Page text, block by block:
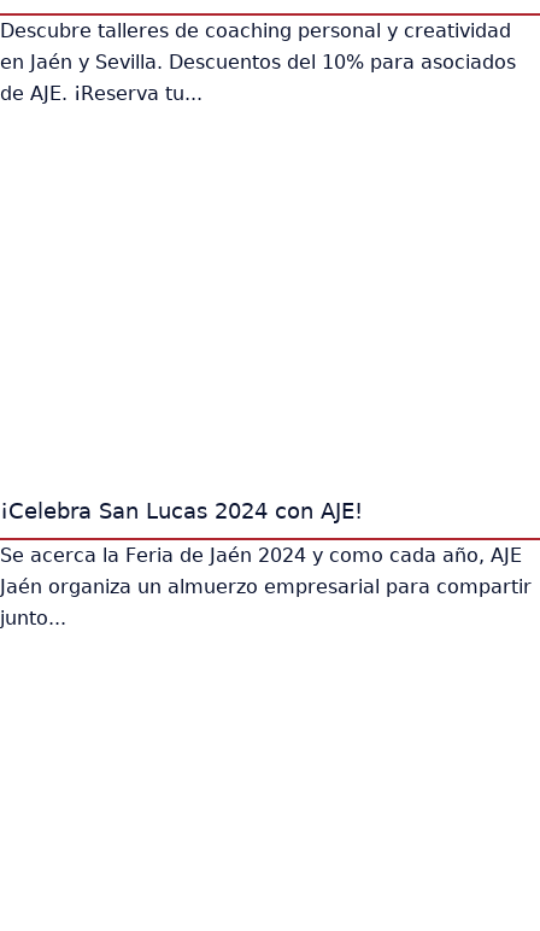
Descubre talleres de coaching personal y creatividad
en Jaén y Sevilla. Descuentos del 10% para asociados
de AJE. ¡Reserva tu...
¡Celebra San Lucas 2024 con AJE!
Se acerca la Feria de Jaén 2024 y como cada año, AJE
Jaén organiza un almuerzo empresarial para compartir
junto...